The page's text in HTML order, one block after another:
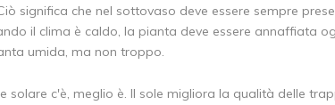
significa che nel sottovaso deve essere sempre
il clima è caldo, la pianta deve essere annaffiata
umida, ma non troppo.
solare c'è, meglio è. Il sole migliora la qualità delle